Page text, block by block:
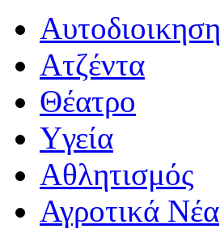
Αυτοδιοικηση
Ατζέντα
Θέατρο
Yγεία
Αθλητισμός
Αγροτικά Νέα